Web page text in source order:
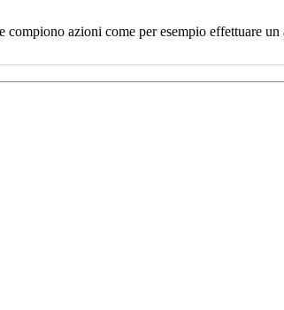
azioni come per esempio effettuare